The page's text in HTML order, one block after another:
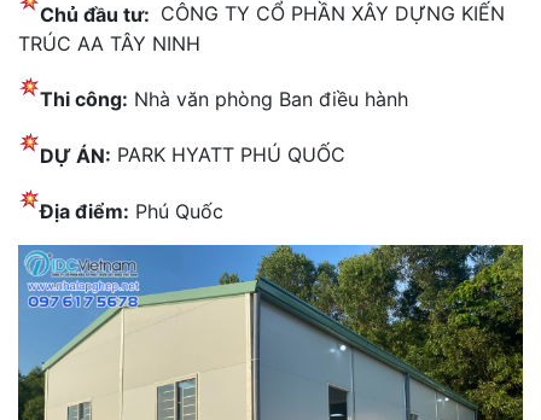
Chủ đầu tư: CÔNG TY CỔ PHẦN XÂY DỰNG KIẾN
TRÚC AA TÂY NINH
Thi công: Nhà văn phòng Ban điều hành
DỰ ÁN: PARK HYATT PHÚ QUỐC
Địa điểm: Phú Quốc